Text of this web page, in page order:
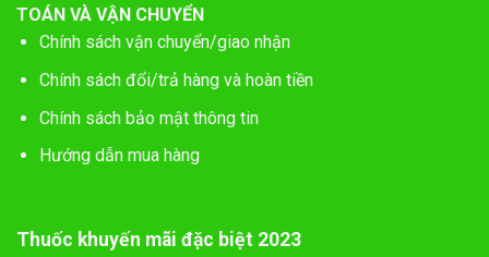
TOÁN VÀ VẬN CHUYỂN
Chính sách vận chuyển/giao nhận
Chính sách đổi/trả hàng và hoàn tiền
Chính sách bảo mật thông tin
Hướng dẫn mua hàng
Thuốc khuyến mãi đặc biệt 2023